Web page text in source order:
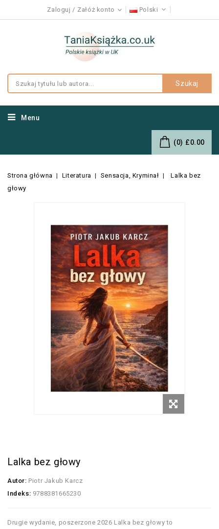
Zaloguj Załóż konto Polski
Szukaj
Menu
(0) £0.00
Strona główna Literatura Sensacja, Kryminał
Lalka bez
głowy
Lalka bez głowy
Autor: Piotr Jakub Karcz
Indeks: 9788381665230
Drugie wydanie, poszerzone 2026 Lalka bez głowy to